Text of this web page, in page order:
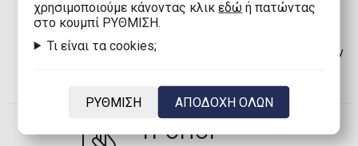
άνω των100,00€)
Αποστολή στην Κύπρο:
100,00€
Αποστολή στην Ευρωπαϊκή Ένωση*:
(Δωρεάν
Αποστολή στον υπόλοιπο κόσμο:35,00€
ΤΡΟΠΟΙ
χρησιμοποιούμε κάνοντας κλικεδώ ή πατώντας
στο κουμπί ΡΥΘΜΙΣΗ.
Τι είναι τα cookies;
ΡΥΘΜΙΣΗ ΑΠΟΔΟΧΗ ΟΛΩΝ